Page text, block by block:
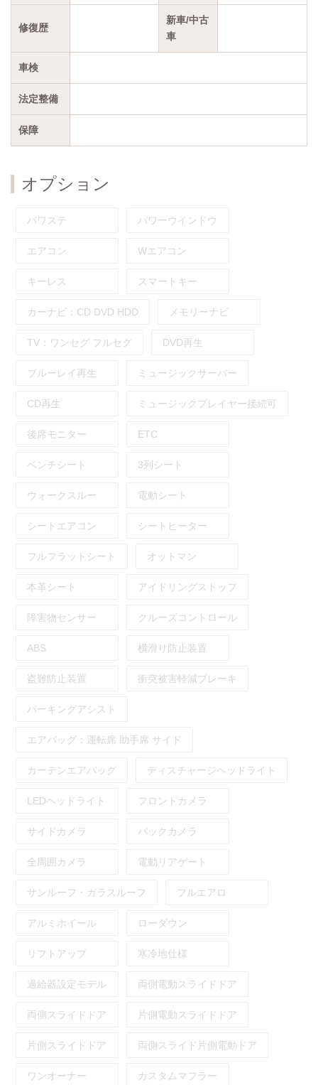
修復歴
新車/中古
車
車検
法定整備
保障
オプション
パワステ パワーウインドウ
エアコン Wエアコン
キーレス スマートキー
カーナビ： CD DVD HDD メモリーナビ
TV： ワンセグ フルセグ DVD再生
ブルーレイ再生 ミュージックサーバー
CD再生 ミュージックプレイヤー接続可
後席モニター ETC
ベンチシート 3列シート
ウォークスルー 電動シート
シートエアコン シートヒーター
フルフラットシート オットマン
本革シート アイドリングストップ
障害物センサー クルーズコントロール
ABS 横滑り防止装置
盗難防止装置 衝突被害軽減ブレーキ
パーキングアシスト
エアバッグ： 運転席 助手席 サイド
カーテンエアバッグ ディスチャージヘッドライト
LEDヘッドライト フロントカメラ
サイドカメラ バックカメラ
全周囲カメラ 電動リアゲート
サンルーフ・ガラスルーフ フルエアロ
アルミホイール ローダウン
リフトアップ 寒冷地仕様
過給器設定モデル 両側電動スライドドア
両側スライドドア 片側電動スライドドア
片側スライドドア 両側スライド片側電動ドア
ワンオーナー カスタムマフラー